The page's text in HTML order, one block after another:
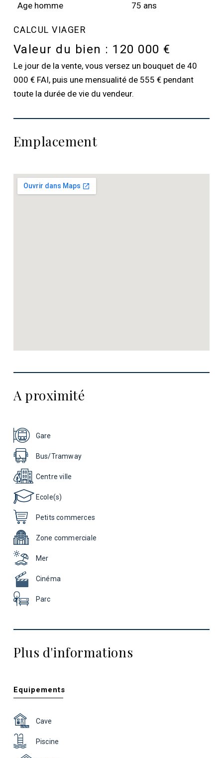
Age homme 75 ans
CALCUL VIAGER
Valeur du bien : 120 000 €
Le jour de la vente, vous versez un bouquet de 40
000 € FAI, puis une mensualité de 555 € pendant
toute la durée de vie du vendeur.
Emplacement
A proximité
Gare
Bus/Tramway
Centre ville
Ecole(s)
Petits commerces
Zone commerciale
Mer
Cinéma
Parc
Plus d'informations
Equipements
Cave
Piscine